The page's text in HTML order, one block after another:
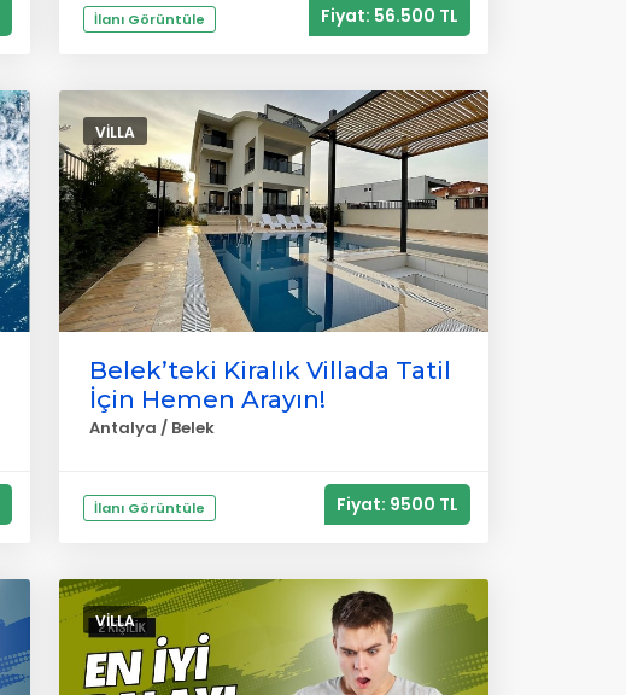
İlanı Görüntüle Fiyat: 56.500 TL
VILLA
Belek’teki Kiralık Villada Tatil
İçin Hemen Arayın!
Antalya / Belek
İlanı Görüntüle Fiyat: 9500 TL
VILLA